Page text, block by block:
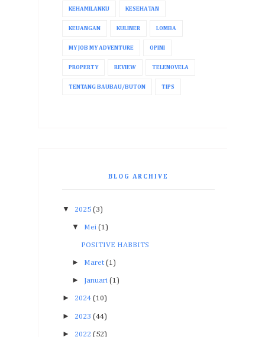
KEHAMILANKU KESEHATAN
KEUANGAN KULINER LOMBA
MY JOB MY ADVENTURE OPINI
PROPERTY REVIEW TELENOVELA
TENTANG BAUBAU/BUTON TIPS
BLOG ARCHIVE
▼ 2025 (3)
▼ Mei (1)
POSITIVE HABBITS
► Maret (1)
► Januari (1)
► 2024 (10)
► 2023 (44)
► 2022 (52)